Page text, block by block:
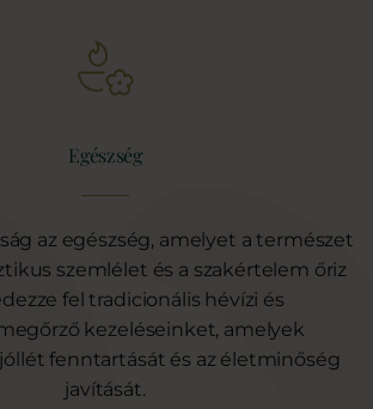
Egészség
az egészség, amelyet a természet
szemlélet és a szakértelem őriz
fel tradicionális hévízi és
kezeléseinket, amelyek
fenntartását és az életminőség
javítását.